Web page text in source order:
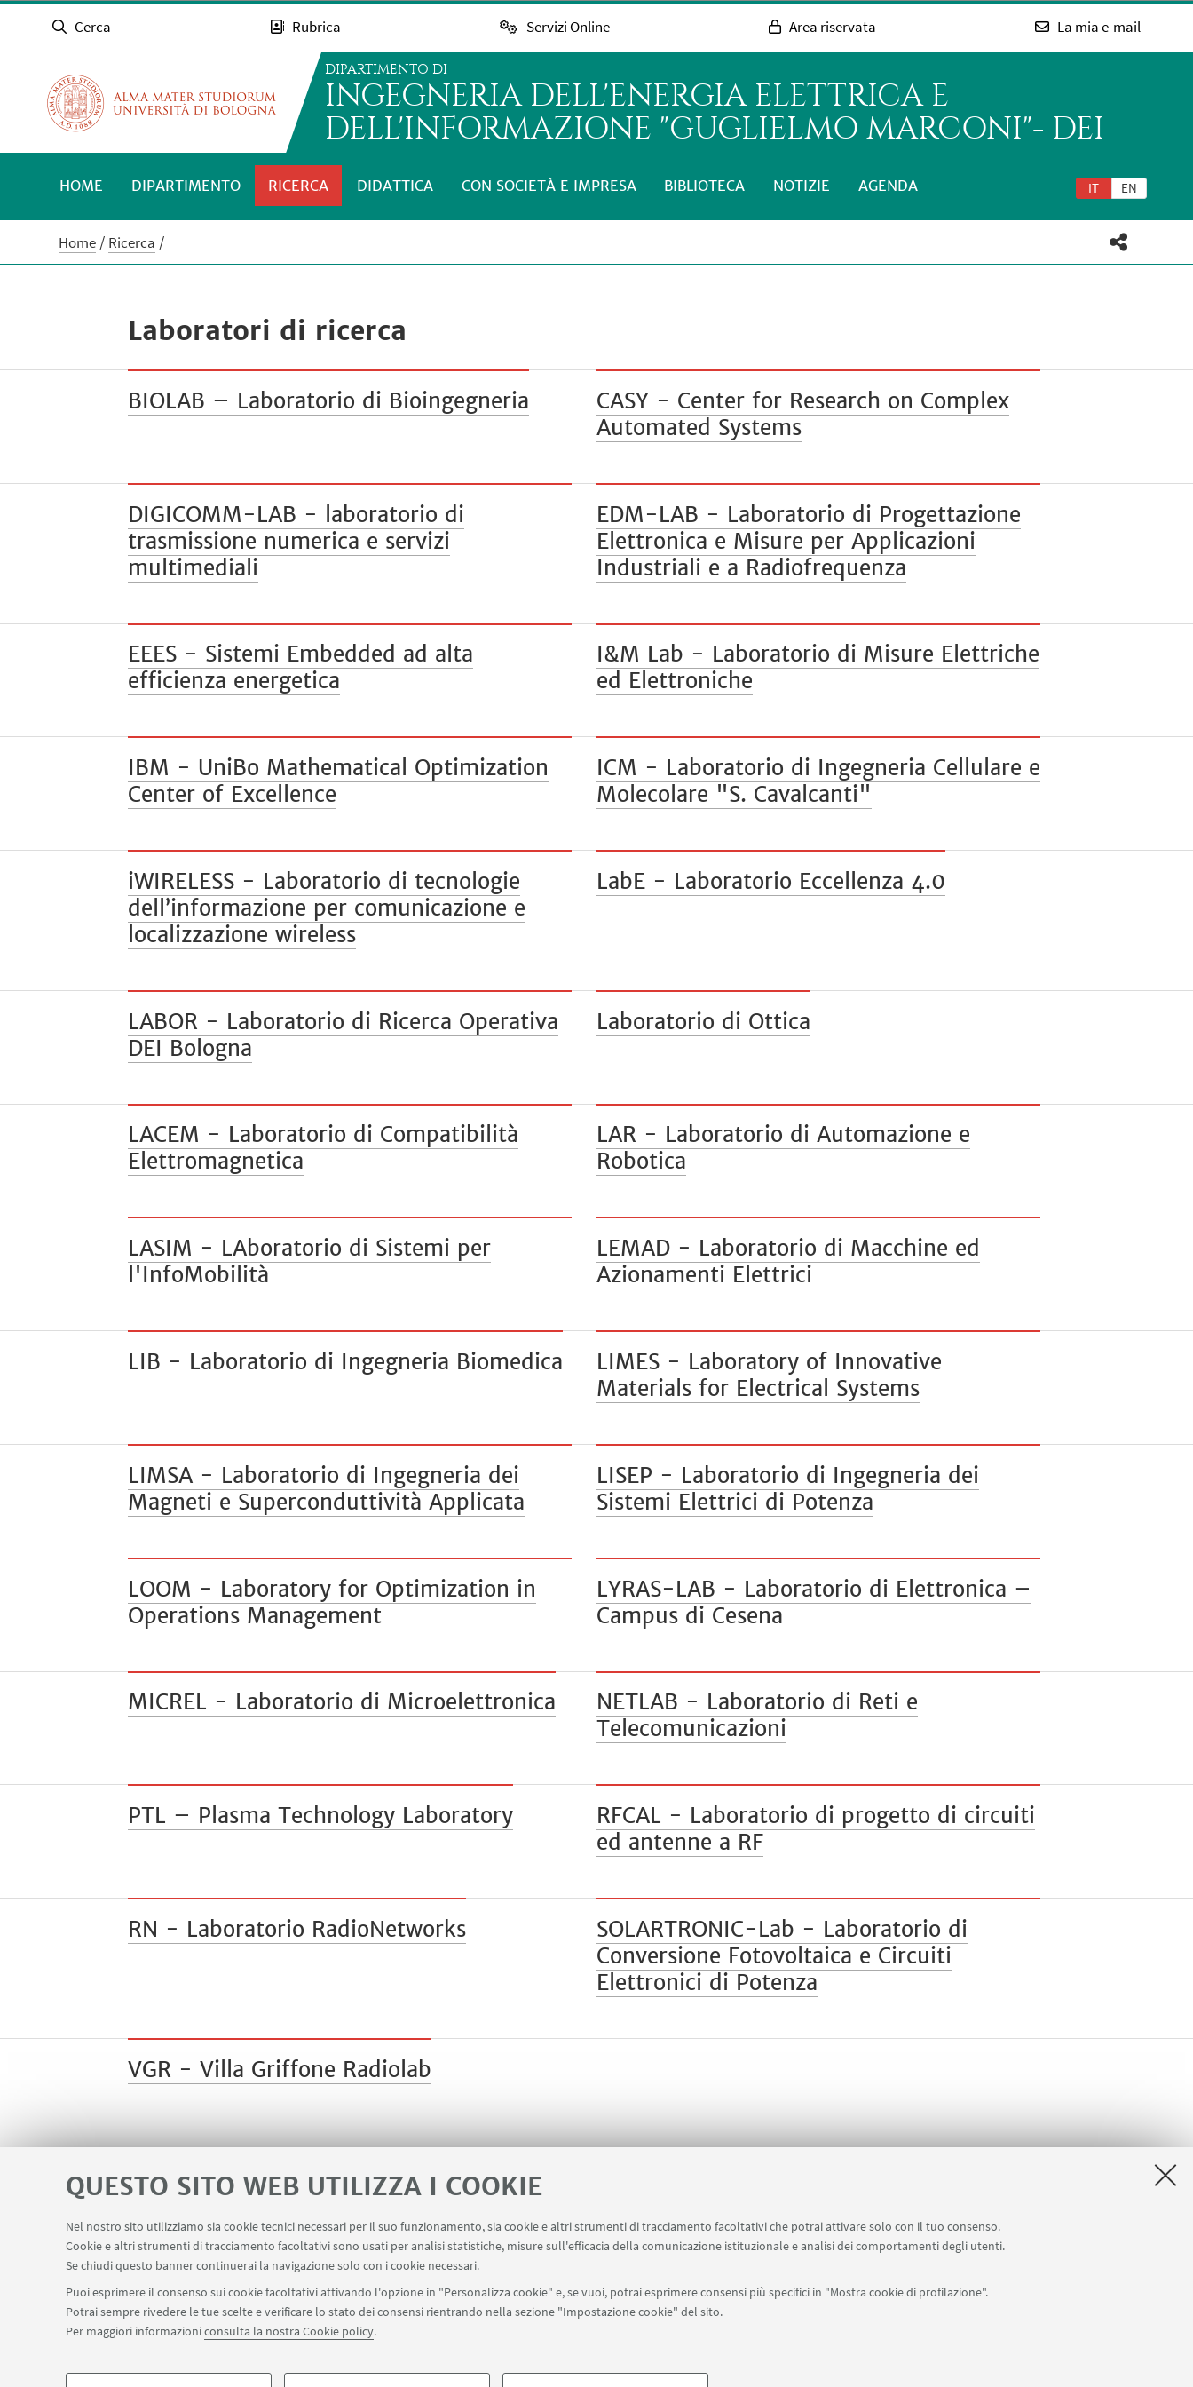
QUESTO SITO WEB UTILIZZA I COOKIE
Nel nostro sito utilizziamo sia cookie tecnici necessari per il suo funzionamento, sia cookie e altri strumenti di tracciamento facoltativi che potrai attivare solo con il tuo consenso.
Cookie e altri strumenti di tracciamento facoltativi sono usati per analisi statistiche, misure sull'efficacia della comunicazione istituzionale e analisi dei comportamenti degli utenti.
Se chiudi questo banner continuerai la navigazione solo con i cookie necessari.
Puoi esprimere il consenso sui cookie facoltativi attivando l'opzione in "Personalizza cookie" e, se vuoi, potrai esprimere consensi più specifici in "Mostra cookie di profilazione".
Potrai sempre rivedere le tue scelte e verificare lo stato dei consensi rientrando nella sezione "Impostazione cookie" del sito.
Per maggiori informazioniconsulta la nostra Cookie policy.
Cerca Rubrica Servizi Online Area riservata La mia e-mail
DIPARTIMENTO DI
INGEGNERIA DELL'ENERGIA ELETTRICA E
DELL'INFORMAZIONE "GUGLIELMO MARCONI"- DEI
IT EN
HOME DIPARTIMENTO RICERCA DIDATTICA CON SOCIETÀ E IMPRESA BIBLIOTECA NOTIZIE AGENDA
Home Ricerca
Laboratori di ricerca
BIOLAB – Laboratorio di Bioingegneria
CASY - Center for Research on Complex
Automated Systems
DIGICOMM-LAB - laboratorio di
trasmissione numerica e servizi
multimediali
EDM-LAB - Laboratorio di Progettazione
Elettronica e Misure per Applicazioni
Industriali e a Radiofrequenza
EEES - Sistemi Embedded ad alta
efficienza energetica
I&M Lab - Laboratorio di Misure Elettriche
ed Elettroniche
IBM - UniBo Mathematical Optimization
Center of Excellence
ICM - Laboratorio di Ingegneria Cellulare e
Molecolare "S. Cavalcanti"
iWIRELESS - Laboratorio di tecnologie
dell’informazione per comunicazione e
localizzazione wireless
LabE - Laboratorio Eccellenza 4.0
LABOR - Laboratorio di Ricerca Operativa
DEI Bologna
Laboratorio di Ottica
LACEM - Laboratorio di Compatibilità
Elettromagnetica
LAR - Laboratorio di Automazione e
Robotica
LASIM - LAboratorio di Sistemi per
l'InfoMobilità
LEMAD - Laboratorio di Macchine ed
Azionamenti Elettrici
LIB - Laboratorio di Ingegneria Biomedica
LIMES - Laboratory of Innovative
Materials for Electrical Systems
LIMSA - Laboratorio di Ingegneria dei
Magneti e Superconduttività Applicata
LISEP - Laboratorio di Ingegneria dei
Sistemi Elettrici di Potenza
LOOM - Laboratory for Optimization in
Operations Management
LYRAS-LAB - Laboratorio di Elettronica –
Campus di Cesena
MICREL - Laboratorio di Microelettronica
NETLAB - Laboratorio di Reti e
Telecomunicazioni
PTL – Plasma Technology Laboratory
RFCAL - Laboratorio di progetto di circuiti
ed antenne a RF
RN - Laboratorio RadioNetworks
SOLARTRONIC-Lab - Laboratorio di
Conversione Fotovoltaica e Circuiti
Elettronici di Potenza
VGR - Villa Griffone Radiolab
LINK UTILI Contatti Area riservata
SEGUI UNIBO SU:
©Copyright 2026 - ALMA MATER STUDIORUM - Università di Bologna - Via Zamboni, 33 - 40126 Bologna - PI: 01131710376 - CF: 80007010376